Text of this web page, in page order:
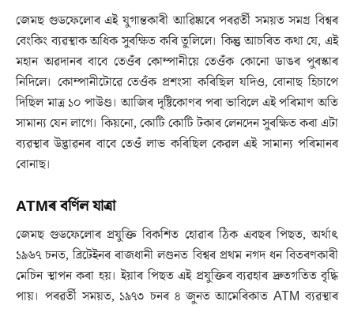
জেমছ গুডফেলোৰ এই যুগান্তকাৰী আৱিষ্কাৰে পৰৱৰ্তী সময়ত সমগ্ৰ বিশ্বৰ
বেংকিং ব্যৱস্থাক অধিক সুৰক্ষিত কৰি তুলিলে। কিন্তু আচৰিত কথা যে, এই
মহান অৱদানৰ বাবে তেওঁৰ কোম্পানীয়ে তেওঁক কোনো ডাঙৰ পুৰস্কাৰ
নিদিলে। কোম্পানীটোৱে তেওঁক প্ৰশংসা কৰিছিল যদিও, বোনাছ হিচাপে
দিছিল মাত্ৰ ১০ পাউণ্ড। আজিৰ দৃষ্টিকোণৰ পৰা ভাবিলে এই পৰিমাণ অতি
সামান্য যেন লাগে। কিয়নো, কোটি কোটি টকাৰ লেনদেন সুৰক্ষিত কৰা এটা
ব্যৱস্থাৰ উদ্ভাৱনৰ বাবে তেওঁ লাভ কৰিছিল কেৱল এই সামান্য পৰিমানৰ
বোনাছ।
ATMৰ বৰ্ণিল যাত্ৰা
জেমছ গুডফেলোৰ প্ৰযুক্তি বিকশিত হোৱাৰ ঠিক এবছৰ পিছত, অৰ্থাৎ
১৯৬৭ চনত, ব্ৰিটেইনৰ ৰাজধানী লণ্ডনত বিশ্বৰ প্ৰথম নগদ ধন বিতৰণকাৰী
মেচিন স্থাপন কৰা হয়। ইয়াৰ পিছত এই প্ৰযুক্তিৰ ব্যৱহাৰ দ্ৰুতগতিত বৃদ্ধি
পায়। পৰৱৰ্তী সময়ত, ১৯৭৩ চনৰ ৪ জুনত আমেৰিকাত ATM ব্যৱস্থাৰ